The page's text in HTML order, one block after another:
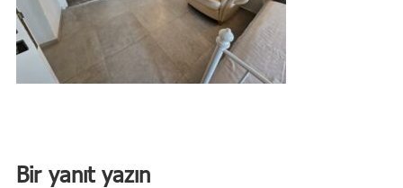
Bir yanıt yazın